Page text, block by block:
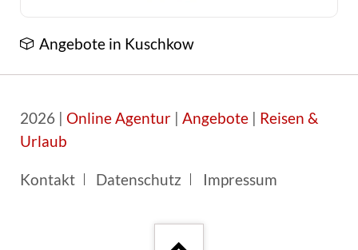
Angebote in Kuschkow
2026 | Online Agentur| Angebote| Reisen &
Urlaub
Navigation
Kontakt Datenschutz Impressum